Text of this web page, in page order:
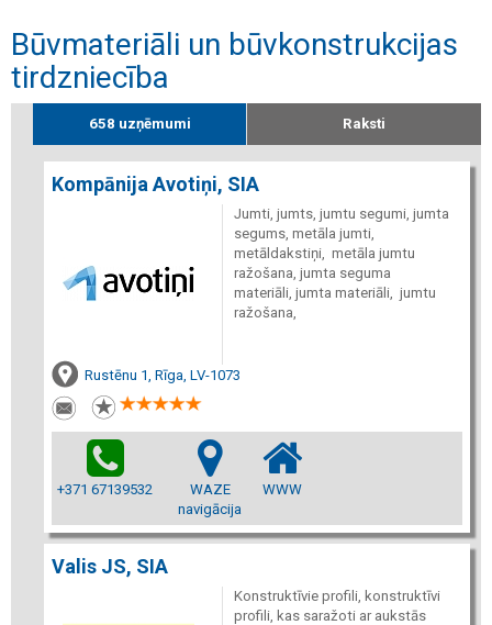
Būvmateriāli un būvkonstrukcijas
tirdzniecība
658 uzņēmumi Raksti
Kompānija Avotiņi, SIA
Jumti, jumts, jumtu segumi, jumta
segums, metāla jumti,
metāldakstiņi, metāla jumtu
ražošana, jumta seguma
materiāli, jumta materiāli, jumtu
ražošana,
Rustēnu 1, Rīga, LV-1073
+371 67139532
WAZE
navigācija
WWW
Valis JS, SIA
Konstruktīvie profili, konstruktīvi
profili, kas saražoti ar aukstās